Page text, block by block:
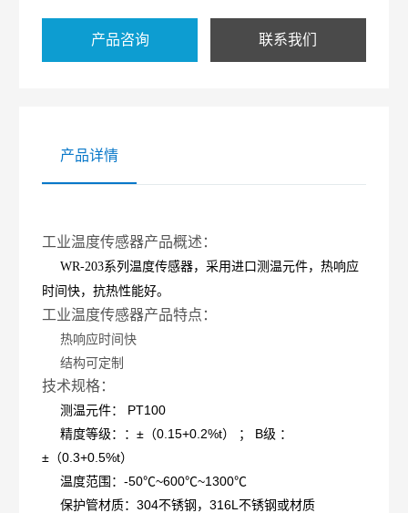
产品咨询 联系我们
产品详情
工业温度传感器产品概述：
WR-203系列温度传感器，采用进口测温元件，热响应
时间快，抗热性能好。
工业温度传感器产品特点：
热响应时间快
结构可定制
技术规格：
测温元件： PT100
精度等级：：±（0.15+0.2%t） ； B级 ：
±（0.3+0.5%t）
温度范围：-50℃~600℃~1300℃
保护管材质：304不锈钢，316L不锈钢或材质